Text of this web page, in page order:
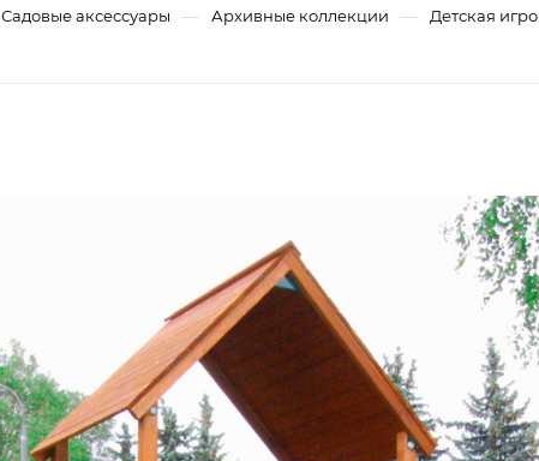
Садовые аксессуары — Архивные коллекции — Детская